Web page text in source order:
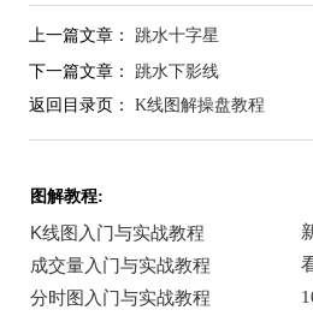
上一篇文章： 跳水十字星
下一篇文章： 跳水下影线
返回目录页： K线图解操盘教程
图解教程: